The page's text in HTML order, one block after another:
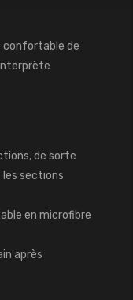
confortable de
de sorte
les sections
en microfibre
après